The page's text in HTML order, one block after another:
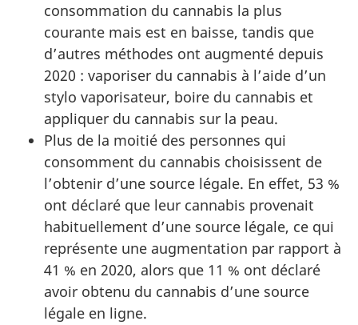
consommation du cannabis la plus
courante mais est en baisse, tandis que
d’autres méthodes ont augmenté depuis
2020 : vaporiser du cannabis à l’aide d’un
stylo vaporisateur, boire du cannabis et
appliquer du cannabis sur la peau.
Plus de la moitié des personnes qui
consomment du cannabis choisissent de
l’obtenir d’une source légale. En effet, 53 %
ont déclaré que leur cannabis provenait
habituellement d’une source légale, ce qui
représente une augmentation par rapport à
41 % en 2020, alors que 11 % ont déclaré
avoir obtenu du cannabis d’une source
légale en ligne.